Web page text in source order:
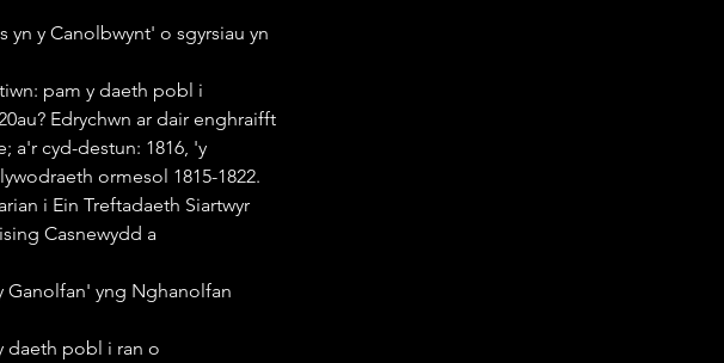
y Canolbwynt' o sgyrsiau yn
Edrychwn ar dair enghraifft
a'r cyd-destun: 1816, 'y
ormesol 1815-1822.
Casnewydd a